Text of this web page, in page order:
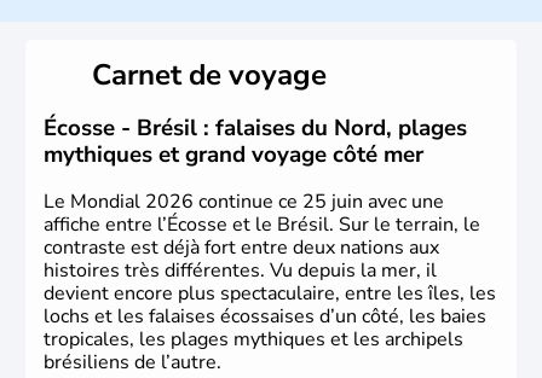
du Brésil ont été atteintes par le portugais Cabral en
1500. Durant le XVIe siècle, de très nombreux esclaves
venus d'Afrique ont permis une large exploitation des
ressources en sucre du pays.
Carnet de voyage
Écosse - Brésil : falaises du Nord, plages
mythiques et grand voyage côté mer
Le Mondial 2026 continue ce 25 juin avec une
affiche entre l’Écosse et le Brésil. Sur le terrain, le
contraste est déjà fort entre deux nations aux
histoires très différentes. Vu depuis la mer, il
devient encore plus spectaculaire, entre les îles, les
lochs et les falaises écossaises d’un côté, les baies
tropicales, les plages mythiques et les archipels
brésiliens de l’autre.